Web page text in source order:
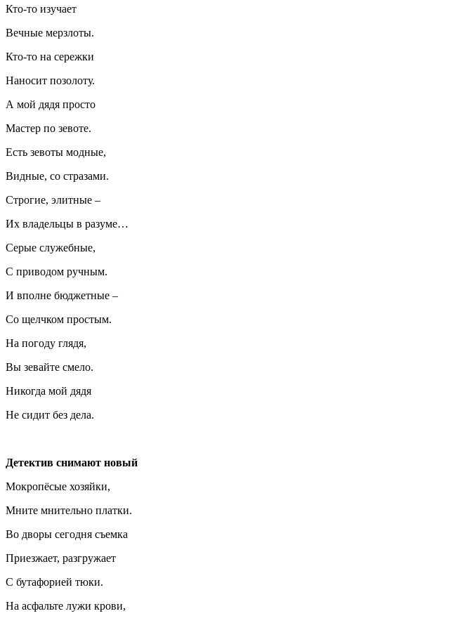
Кто-то изучает
Вечные мерзлоты.
Кто-то на сережки
Наносит позолоту.
А мой дядя просто
Мастер по зевоте.
Есть зевоты модные,
Видные, со стразами.
Строгие, элитные –
Их владельцы в разуме…
Серые служебные,
С приводом ручным.
И вполне бюджетные –
Со щелчком простым.
На погоду глядя,
Вы зевайте смело.
Никогда мой дядя
Не сидит без дела.
Детектив снимают новый
Мокропёсые хозяйки,
Мните мнительно платки.
Во дворы сегодня съемка
Приезжает, разгружает
С бутафорией тюки.
На асфальте лужи крови,